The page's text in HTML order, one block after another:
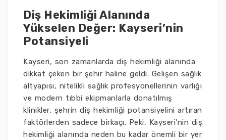
Diş Hekimliği Alanında
Yükselen Değer: Kayseri’nin
Potansiyeli
Kayseri, son zamanlarda diş hekimliği alanında
dikkat çeken bir şehir haline geldi. Gelişen sağlık
altyapısı, nitelikli sağlık profesyonellerinin varlığı
ve modern tıbbi ekipmanlarla donatılmış
klinikler, şehrin diş hekimliği potansiyelini artıran
faktörlerden sadece birkaçı. Peki, Kayseri'nin diş
hekimliği alanında neden bu kadar önemli bir yer